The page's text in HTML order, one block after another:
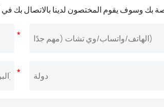
بك وسوف يقوم المختصون لدينا بالاتصال بك